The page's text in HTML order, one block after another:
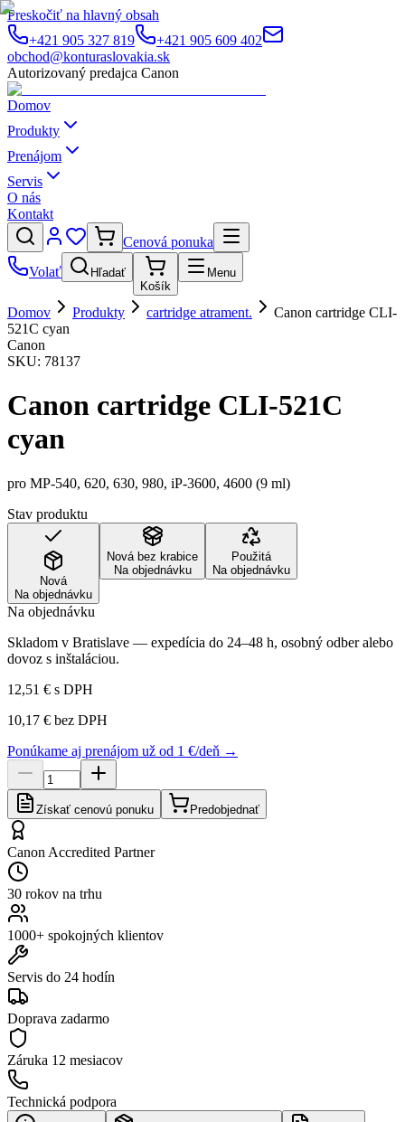
Preskočiť na hlavný obsah
+421 905 327 819
+421 905 609 402
obchod@konturaslovakia.sk
Autorizovaný predajca Canon
Domov
Produkty
Prenájom
Servis
O nás
Kontakt
Cenová ponuka
Volať
Hľadať
Košík
Menu
Domov Produkty cartridge atrament.
Canon cartridge CLI-
521C cyan
Canon
SKU: 78137
Canon cartridge CLI-521C
cyan
pro MP-540, 620, 630, 980, iP-3600, 4600 (9 ml)
Stav produktu
Nová
Na objednávku
Nová bez krabice
Na objednávku
Použitá
Na objednávku
Na objednávku
Skladom v Bratislave — expedícia do 24–48 h, osobný odber alebo
dovoz s inštaláciou.
12,51 € s DPH
10,17 € bez DPH
Ponúkame aj prenájom už od 1 €/deň →
Získať cenovú ponuku Predobjednať
Canon Accredited Partner
30 rokov na trhu
1000+ spokojných klientov
Servis do 24 hodín
Doprava zadarmo
Záruka 12 mesiacov
Technická podpora